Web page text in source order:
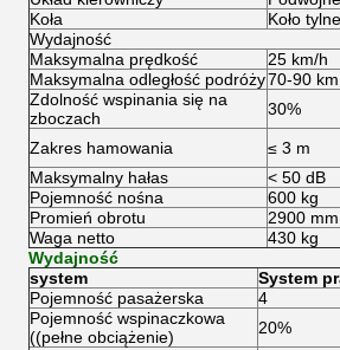
Koła
Koło
Wydajność
Maksymalna prędkość
25 km/h
Maksymalna odległość podróży70-90 km
Zdolność wspinania się na
zboczach
30%
Zakres hamowania
≤ 3 m
Maksymalny hałas
< 50 dB
Pojemność nośna
600 kg
Promień obrotu
2900 mm
Waga netto
430 kg
Wydajność
system
System
Pojemność pasażerska
4
Pojemność wspinaczkowa
((pełne obciążenie)
20%